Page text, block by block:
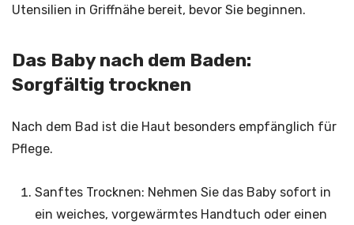
Utensilien in Griffnähe bereit, bevor Sie beginnen.
Das Baby nach dem Baden:
Sorgfältig trocknen
Nach dem Bad ist die Haut besonders empfänglich für
Pflege.
Sanftes Trocknen: Nehmen Sie das Baby sofort in
ein weiches, vorgewärmtes Handtuch oder einen